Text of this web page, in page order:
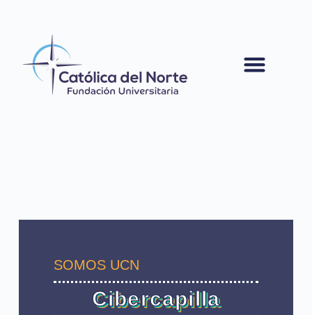
SOMOS UCN
Cibercapilla